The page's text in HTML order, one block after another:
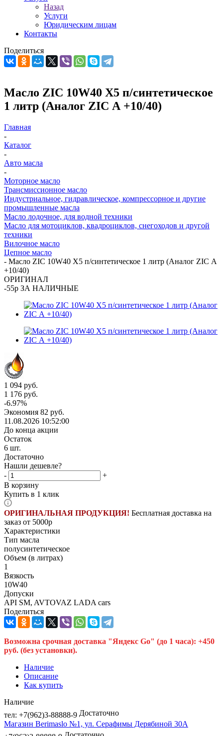
Назад
Услуги
Юридическим лицам
Контакты
Поделиться
Масло ZIC 10W40 X5 п/синтетическое
1 литр (Аналог ZIC А +10/40)
Главная
-
Каталог
-
Авто масла
-
Моторное масло
Трансмиссионное масло
Индустриальное, гидравлическое, компрессорное и другие
промышленные масла
Масло лодочное, для водной техники
Масло для мотоциклов, квадроциклов, снегоходов и другой
техники
Вилочное масло
Цепное масло
- Масло ZIC 10W40 X5 п/синтетическое 1 литр (Аналог ZIC А
+10/40)
ОРИГИНАЛ
-55р ЗА НАЛИЧНЫЕ
1 094 руб.
1 176 руб.
-6.97%
Экономия 82 руб.
11.08.2026 10:52:00
До конца акции
Остаток
6 шт.
Достаточно
Нашли дешевле?
-
+
В корзину
Купить в 1 клик
ОРИГИНАЛЬНАЯ ПРОДУКЦИЯ! Бесплатная доставка на
заказ от 5000р
Характеристики
Тип масла
полусинтетическое
Объем (в литрах)
1
Вязкость
10W40
Допуски
API SM, AVTOVAZ LADA cars
Поделиться
Возможна срочная доставка "Яндекс Go" (до 1 часа): +450
руб. (без установки).
Наличие
Описание
Как купить
Наличие
тел: +7(962)3-88888-9 Достаточно
Магазин Berimaslo №1, ул. Серафимы Дерябиной 30А